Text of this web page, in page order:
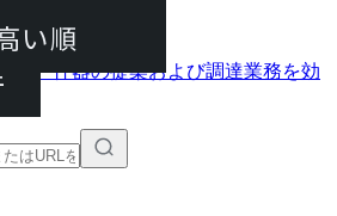
ートに追加
い順